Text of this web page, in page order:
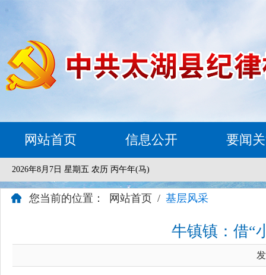
网站首页 信息公开 要闻
2026年8月7日 星期五 农历 丙午年(马)
您当前的位置： 网站首页 / 基层风采
牛镇镇：借“